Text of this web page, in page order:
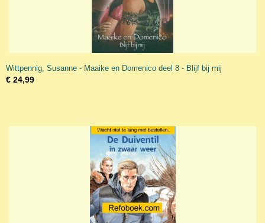
Wittpennig, Susanne - Maaike en Domenico deel 8 - Blijf bij mij
€ 24,99